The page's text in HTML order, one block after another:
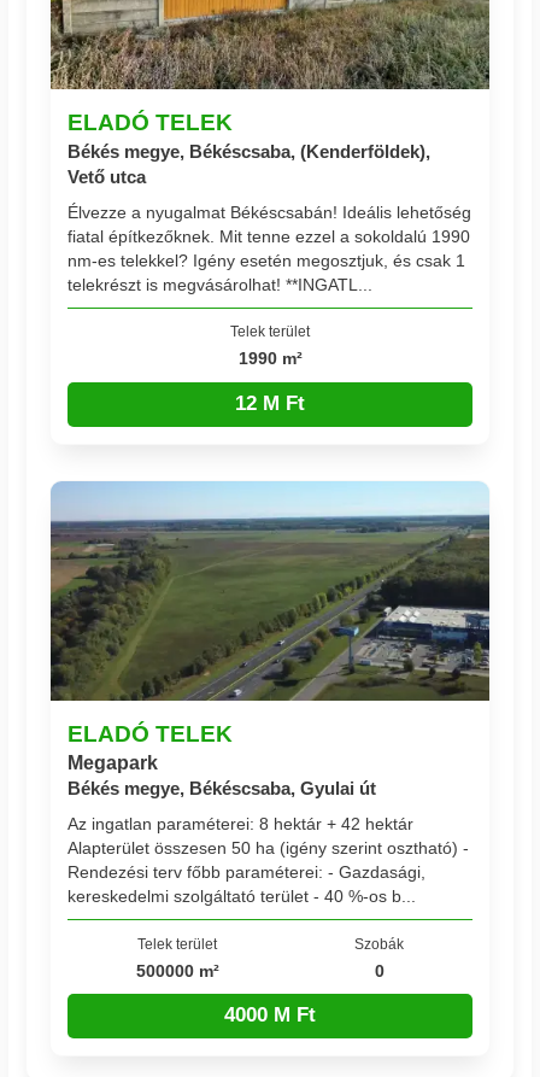
ELADÓ TELEK
Békés megye, Békéscsaba, (Kenderföldek),
Vető utca
Élvezze a nyugalmat Békéscsabán! Ideális lehetőség
fiatal építkezőknek. Mit tenne ezzel a sokoldalú 1990
nm-es telekkel? Igény esetén megosztjuk, és csak 1
telekrészt is megvásárolhat! **INGATL...
Telek terület
1990 m²
12 M Ft
ELADÓ TELEK
Megapark
Békés megye, Békéscsaba, Gyulai út
Az ingatlan paraméterei: 8 hektár + 42 hektár
Alapterület összesen 50 ha (igény szerint osztható) -
Rendezési terv főbb paraméterei: - Gazdasági,
kereskedelmi szolgáltató terület - 40 %-os b...
Telek terület
500000 m²
Szobák
0
4000 M Ft